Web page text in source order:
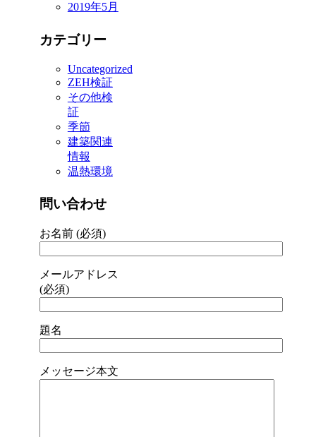
2019年5月
カテゴリー
Uncategorized
ZEH検証
その他検
証
季節
建築関連
情報
温熱環境
問い合わせ
お名前 (必須)
メールアドレス
(必須)
題名
メッセージ本文